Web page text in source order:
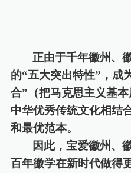
正由于千年徽州、
的“五大突出特性”，成
合”（把马克思主义基本
中华优秀传统文化相结
和最优范本。
因此，宝爱徽州、
百年徽学在新时代做得